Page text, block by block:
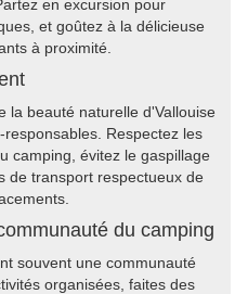
en excursion pour
et goûtez à la délicieuse
à proximité.
la beauté naturelle d'Vallouise
Respectez les
camping, évitez le gaspillage
de transport respectueux de
du camping
souvent une communauté
organisées, faites des